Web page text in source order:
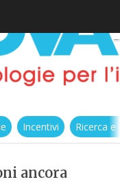
Incentivi Ricerca
ancora